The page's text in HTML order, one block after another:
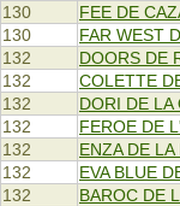
130
FEE DE
130
FAR WEST
132
DOORS DE
132
COLETTE
132
DORI DE LA
132
FEROE DE
132
ENZA DE
132
EVA BLUE
132
BAROC DE